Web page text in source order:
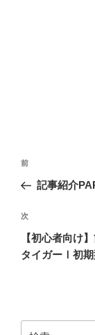
投
ナ
ビ
ゲ
ー
前
の
稿
前
記事紹介
次
の
投
次
【初心者向け
タイガーⅠ初